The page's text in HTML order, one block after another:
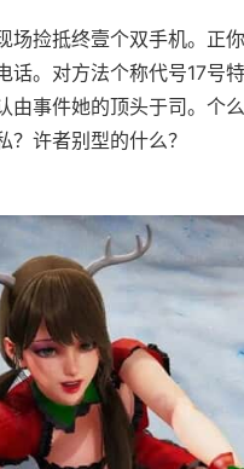
场捡抵终壹个双手机。正
。对方法个称代号17号
由事件她的顶头于司。个
许者别型的什么？